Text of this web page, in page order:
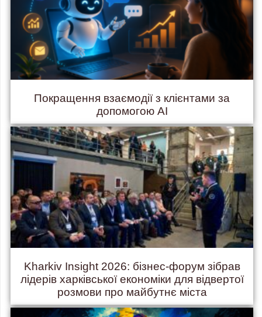
Покращення взаємодії з клієнтами за
допомогою AI
Kharkiv Insight 2026: бізнес-форум зібрав
лідерів харківської економіки для відвертої
розмови про майбутнє міста